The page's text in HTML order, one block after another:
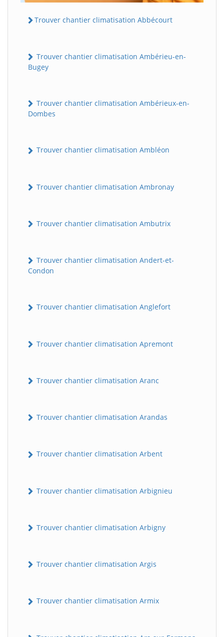
Trouver chantier climatisation Abbécourt
Trouver chantier climatisation Ambérieu-en-
Bugey
Trouver chantier climatisation Ambérieux-en-
Dombes
Trouver chantier climatisation Ambléon
Trouver chantier climatisation Ambronay
Trouver chantier climatisation Ambutrix
Trouver chantier climatisation Andert-et-
Condon
Trouver chantier climatisation Anglefort
Trouver chantier climatisation Apremont
Trouver chantier climatisation Aranc
Trouver chantier climatisation Arandas
Trouver chantier climatisation Arbent
Trouver chantier climatisation Arbignieu
Trouver chantier climatisation Arbigny
Trouver chantier climatisation Argis
Trouver chantier climatisation Armix